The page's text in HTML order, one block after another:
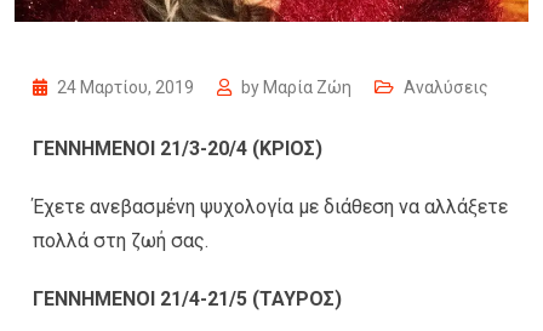
24 Μαρτίου, 2019 by Μαρία Ζώη Αναλύσεις
ΓΕΝΝΗΜΕΝΟΙ 21/3-20/4 (ΚΡΙΟΣ)
Έχετε ανεβασμένη ψυχολογία με διάθεση να αλλάξετε
πολλά στη ζωή σας.
ΓΕΝΝΗΜΕΝΟΙ 21/4-21/5 (ΤΑΥΡΟΣ)